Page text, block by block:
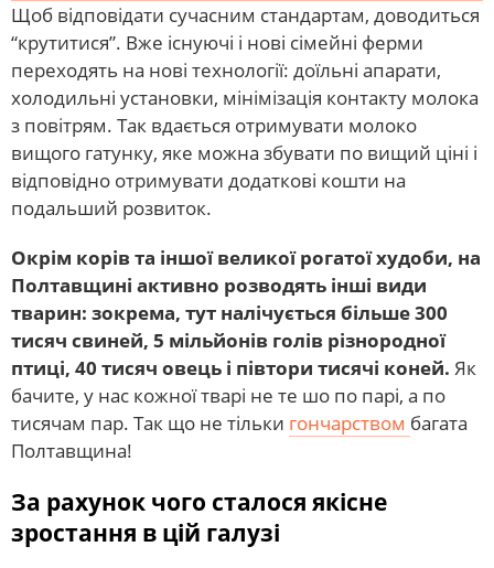
Щоб відповідати сучасним стандартам, доводиться
“крутитися”. Вже існуючі і нові сімейні ферми
переходять на нові технології: доїльні апарати,
холодильні установки, мінімізація контакту молока
з повітрям. Так вдається отримувати молоко
вищого гатунку, яке можна збувати по вищий ціні і
відповідно отримувати додаткові кошти на
подальший розвиток.
Окрім корів та іншої великої рогатої худоби, на
Полтавщині активно розводять інші види
тварин: зокрема, тут налічується більше 300
тисяч свиней, 5 мільйонів голів різнородної
птиці, 40 тисяч овець і півтори тисячі коней. Як
бачите, у нас кожної тварі не те шо по парі, а по
тисячам пар. Так що не тільки гончарством багата
Полтавщина!
За рахунок чого сталося якісне
зростання в цій галузі